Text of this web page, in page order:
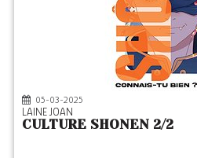
05-03-2025
LAINE JOAN
CULTURE SHONEN 2/2